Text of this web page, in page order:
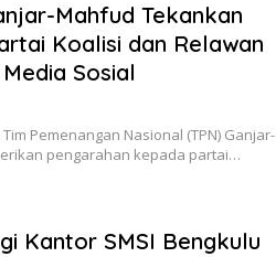
Mahfud Tekankan
Koalisi dan Relawan
Sosial
Pemenangan Nasional (TPN) Ganjar-
pengarahan kepada partai…
Kantor SMSI Bengkulu